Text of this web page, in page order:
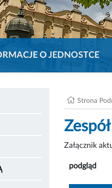
O JEDNOSTCE
Strona
Załącznik
podgląd